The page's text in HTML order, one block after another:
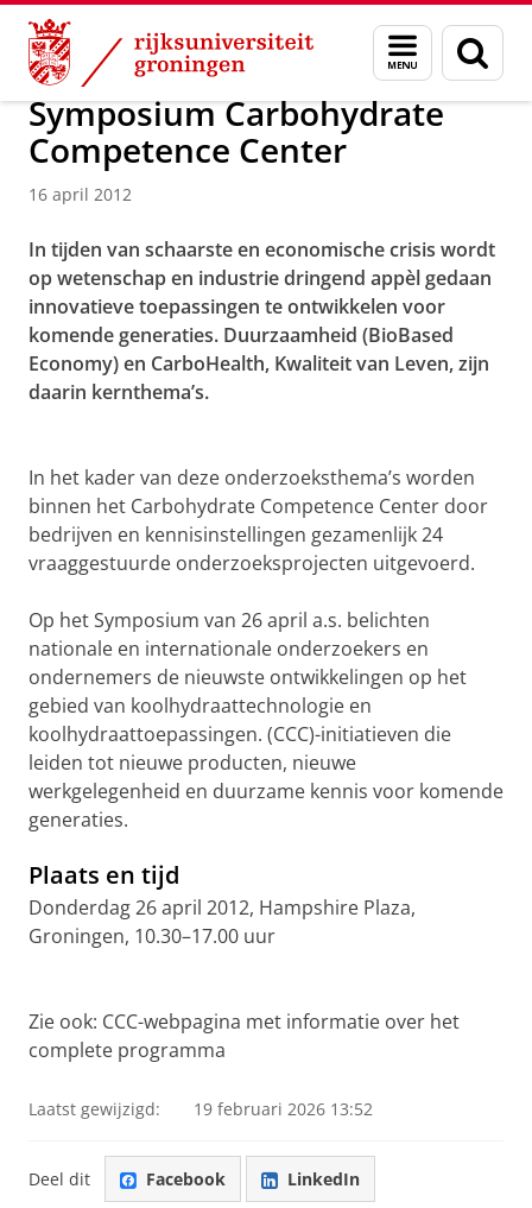
Skip
Content
Skip
Navigation
Menu
en
zoeken
Over ons Actueel Nieuws Nieuwsberichten
Symposium Carbohydrate
Competence Center
16 april 2012
In tijden van schaarste en economische crisis wordt
op wetenschap en industrie dringend appèl gedaan
innovatieve toepassingen te ontwikkelen voor
komende generaties. Duurzaamheid (BioBased
Economy) en CarboHealth, Kwaliteit van Leven, zijn
daarin kernthema’s.
In het kader van deze onderzoeksthema’s worden
binnen het Carbohydrate Competence Center door
bedrijven en kennisinstellingen gezamenlijk 24
vraaggestuurde onderzoeksprojecten uitgevoerd.
Op het Symposium van 26 april a.s. belichten
nationale en internationale onderzoekers en
ondernemers de nieuwste ontwikkelingen op het
gebied van koolhydraattechnologie en
koolhydraattoepassingen. (CCC)-initiatieven die
leiden tot nieuwe producten, nieuwe
werkgelegenheid en duurzame kennis voor komende
generaties.
Plaats en tijd
Donderdag 26 april 2012, Hampshire Plaza,
Groningen, 10.30–17.00 uur
Zie ook: CCC-webpagina met informatie over het
complete programma
Laatst gewijzigd: 19 februari 2026 13:52
Deel dit Facebook LinkedIn